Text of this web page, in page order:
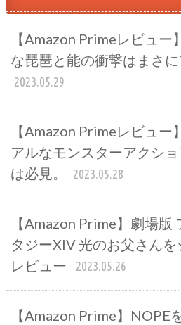
【Amazon Primeレビュー
な琵琶と能の衝撃はまさに
2023.05.29
【Amazon Primeレビュー
アルなモンスターアクシ
は必見。
2023.05.28
【Amazon Prime】劇場版
タジーXIV 光のお父さん
レビュー
2023.05.26
【Amazon Prime】NOPE